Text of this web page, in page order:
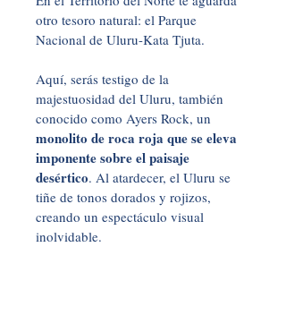
otro tesoro natural: el Parque
Nacional de Uluru-Kata Tjuta.
Aquí, serás testigo de la
majestuosidad del Uluru, también
conocido como Ayers Rock, un
monolito de roca roja que se eleva
imponente sobre el paisaje
desértico. Al atardecer, el Uluru se
tiñe de tonos dorados y rojizos,
creando un espectáculo visual
inolvidable.